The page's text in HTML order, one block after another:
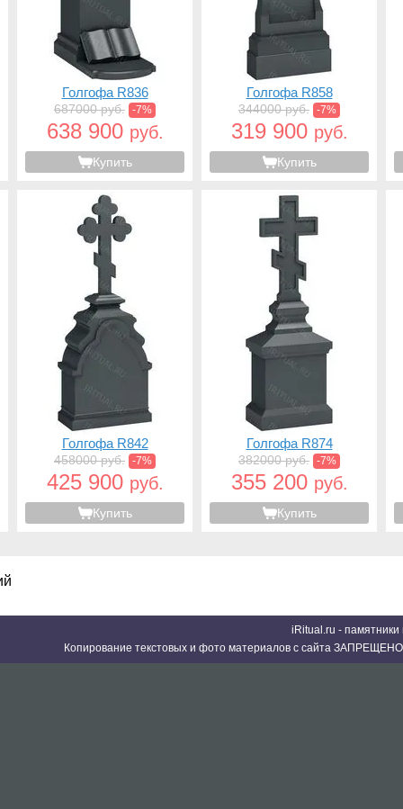
Голгофа R836
687000 руб. -7%
638 900 руб.
Купить
Голгофа R858
344000 руб. -7%
319 900 руб.
Купить
Голгофа R842
458000 руб. -7%
425 900 руб.
Купить
Голгофа R874
382000 руб. -7%
355 200 руб.
Купить
iRitual.ru -
Копирование текстовых и фото материалов с сайта